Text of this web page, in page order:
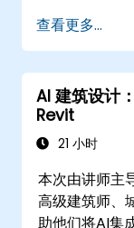
查看更多...
AI 建筑设计
Revit
21 小时
本次由讲师主
高级建筑师、
助他们将AI集